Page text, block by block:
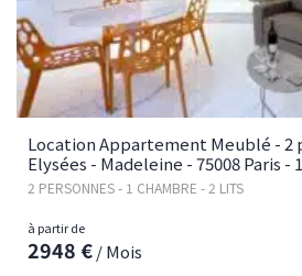
Location Appartement Meublé - 2
Elysées - Madeleine - 75008 Paris -
2 PERSONNES - 1 CHAMBRE - 2 LITS
à partir de
2948 €/ Mois